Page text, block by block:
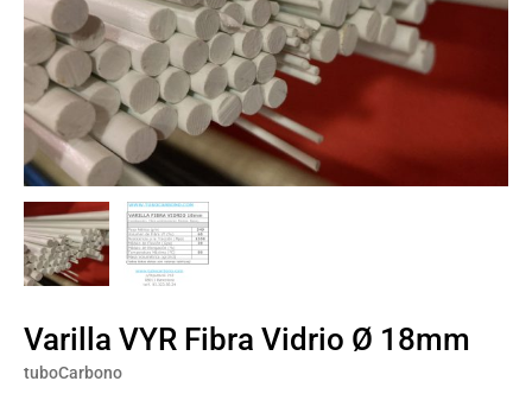
Varilla VYR Fibra Vidrio Ø 18mm
tuboCarbono